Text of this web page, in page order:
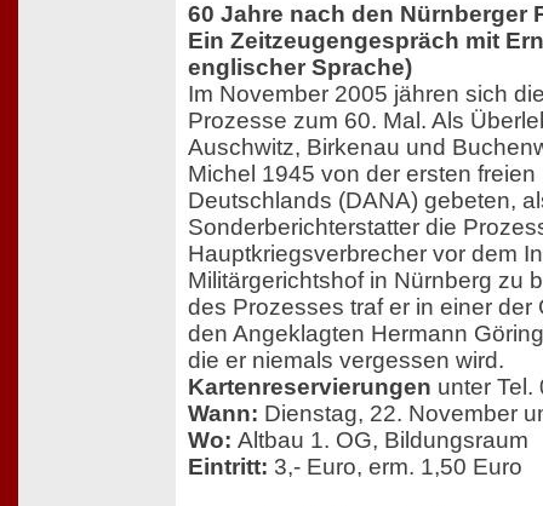
60 Jahre nach den Nürnberger
Ein Zeitzeugengespräch mit
englischer Sprache)
Im November 2005 jähren sich
Prozesse zum 60. Mal. Als
Auschwitz, Birkenau und
Michel 1945 von der ersten
Deutschlands (DANA) gebeten,
Sonderberichterstatter die
Hauptkriegsverbrecher vor dem
Militärgerichtshof in Nürnberg zu
des Prozesses traf er in einer der
den Angeklagten Hermann
die er niemals vergessen wird.
Kartenreservierungen unter Tel.
Wann: Dienstag, 22. November
Wo: Altbau 1. OG, Bildungsraum
Eintritt: 3,- Euro, erm. 1,50 Euro